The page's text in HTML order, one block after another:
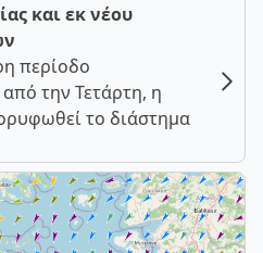
και εκ νέου
περίοδο
την Τετάρτη, η
το διάστημα